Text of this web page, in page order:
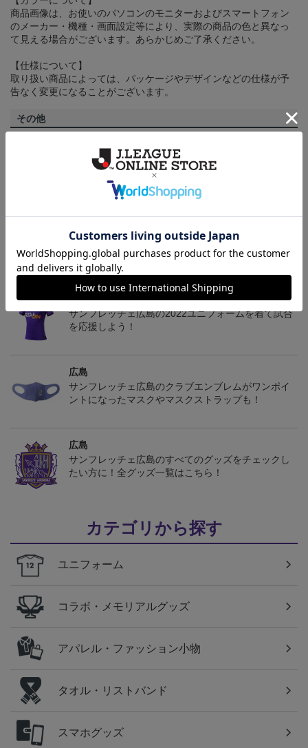
商品画像は、お使いのパソコンのモニターおよびスマートフォン
のメーカー・機種・画面設定等により、実際の商品の色と異なっ
て見える場合がございます。あらかじめご了承ください。
【仕様について】
取り扱い商品によっては、パッケージやデザインなどの仕様が予
告なく変更になることがございます。
その他
ギフト対応について
トピックス
広島
サンフレッチェ広島の2022ユニフォームを着て試合
を応援しよう！
広島
サンフレッチェ広島のクラブエンブレムがワンポイ
ントになったマスクやマスクストラップも！
広島
サンフレッチェ広島のすべてのグッズをチェックし
たい方に！全グッズ一覧はこちら！
カテゴリから探す
ユニフォーム
コラボ・メモリアルグッズ
アパレル・ファッション小物
タオル・リストバンド
スマホグッズ